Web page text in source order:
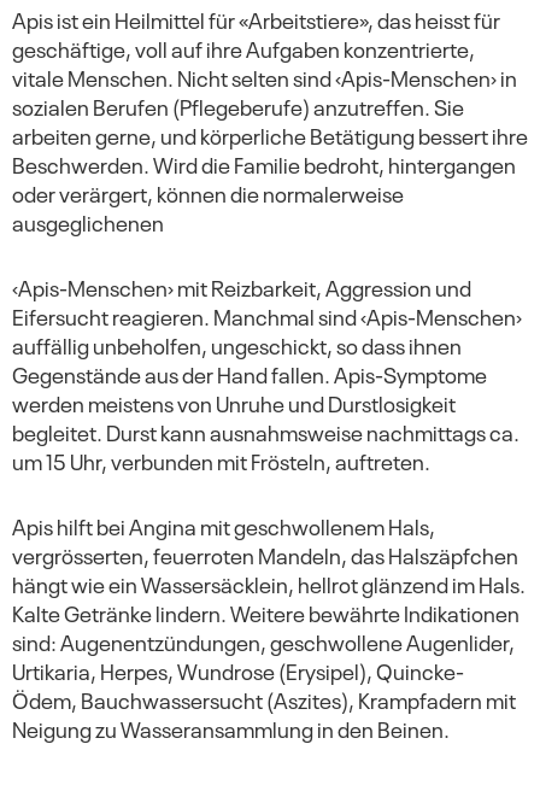
Apis ist ein Heilmittel für «Arbeitstiere», das heisst für
geschäftige, voll auf ihre Aufgaben konzentrierte,
vitale Menschen. Nicht selten sind ‹Apis-Menschen› in
sozialen Berufen (Pflegeberufe) anzutreffen. Sie
arbeiten gerne, und körperliche Betätigung bessert ihre
Beschwerden. Wird die Familie bedroht, hintergangen
oder verärgert, können die normalerweise
ausgeglichenen
‹Apis-Menschen› mit Reizbarkeit, Aggression und
Eifersucht reagieren. Manchmal sind ‹Apis-Menschen›
auffällig unbeholfen, ungeschickt, so dass ihnen
Gegenstände aus der Hand fallen. Apis-Symptome
werden meistens von Unruhe und Durstlosigkeit
begleitet. Durst kann ausnahmsweise nachmittags ca.
um 15 Uhr, verbunden mit Frösteln, auftreten.
Apis hilft bei Angina mit geschwollenem Hals,
vergrösserten, feuerroten Mandeln, das Halszäpfchen
hängt wie ein Wassersäcklein, hellrot glänzend im Hals.
Kalte Getränke lindern. Weitere bewährte Indikationen
sind: Augenentzündungen, geschwollene Augenlider,
Urtikaria, Herpes, Wundrose (Erysipel), Quincke-
Ödem, Bauchwassersucht (Aszites), Krampfadern mit
Neigung zu Wasseransammlung in den Beinen.